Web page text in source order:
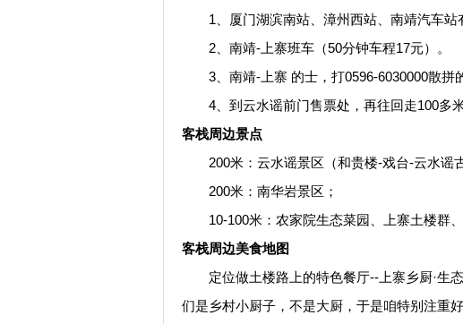
1、厦门湖滨南站、漳州西站、南靖汽车站
2、南靖-上寨班车（50分钟车程17元）。
3、南靖-上寨 的士，打0596-6030000散拼
4、到云水谣前门售票处，再往回走100多米
客栈周边景点
200米：云水谣景区（和贵楼-戏台-云水谣
200米：南华岩景区；
10-100米：农家院生态菜园、上寨土楼群、
客栈周边美食地图
定位做土楼路上的特色餐厅--上寨乡厨·生
们是乡村小厨子，不是大厨，于是咱特别注重